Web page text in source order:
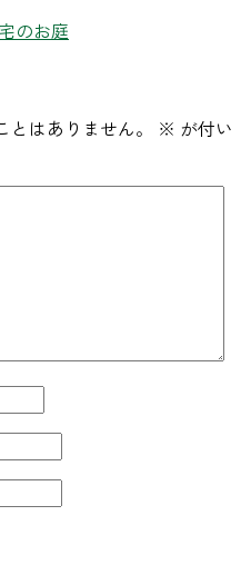
はありません。 ※ が付い